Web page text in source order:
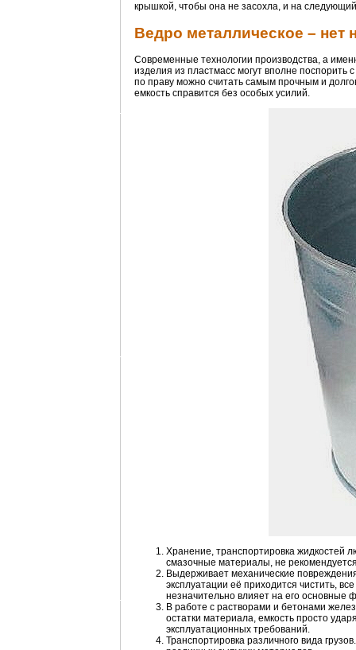
крышкой, чтобы она не засохла, и на
Ведро металлическое –
Современные технологии производства, а
изделия из пластмасс могут вполне поспорить
по праву можно считать самым прочным и
емкость справится без особых усилий.
Хранение, транспортировка жидкостей
смазочные материалы, не
Выдерживает механические
эксплуатации её приходится чистить,
незначительно влияет на его основные
В работе с растворами и бетонами
остатки материала, емкость просто
эксплуатационных требований.
Транспортировка различного вида